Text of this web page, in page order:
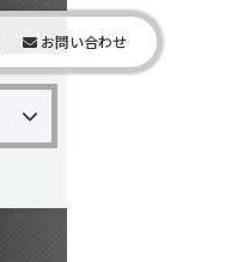
お問い合わせ